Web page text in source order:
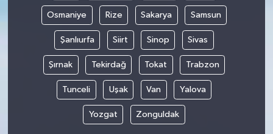
Osmaniye Rize Sakarya Samsun
Şanlıurfa Siirt Sinop Sivas
Şırnak Tekirdağ Tokat Trabzon
Tunceli Uşak Van Yalova
Yozgat Zonguldak